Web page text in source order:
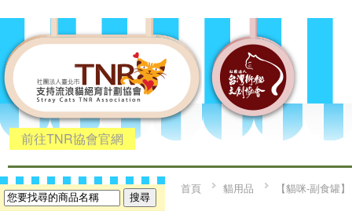
前往TNR協會官網
首頁 貓用品 【貓咪-副食罐】